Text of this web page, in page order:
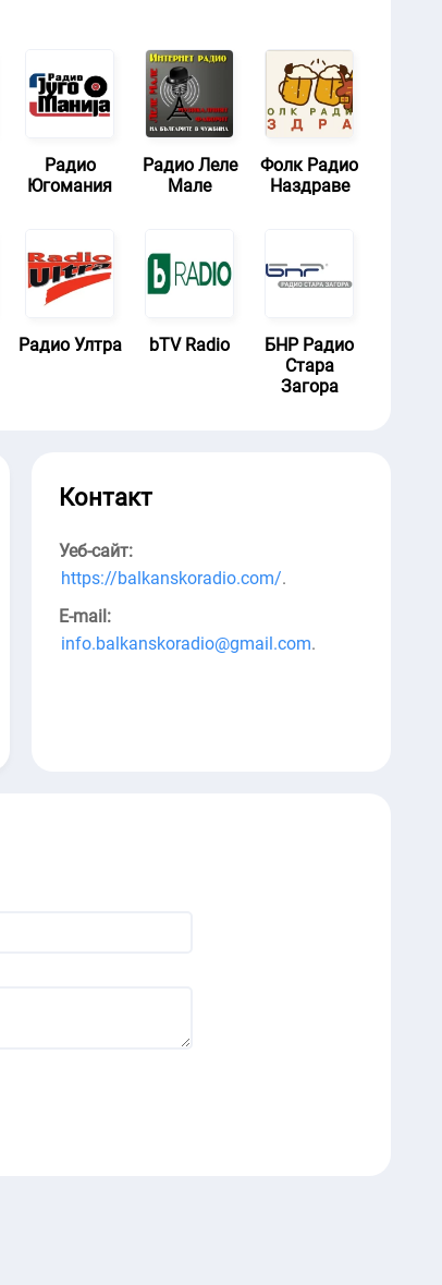
Радио
Югомания
Радио Леле
Мале
Фолк Радио
Наздраве
Радио Ултра bTV Radio
БНР Радио
Стара
Загора
Контакт
Уеб-сайт:
https://balkanskoradio.com/.
E-mail:
info.balkanskoradio@gmail.com.